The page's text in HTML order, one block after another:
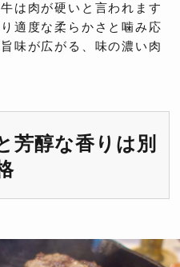
は肉が硬いと言われます
適度な柔らかさと噛み応
味が広がる、味の濃い肉
芳醇な香りは別